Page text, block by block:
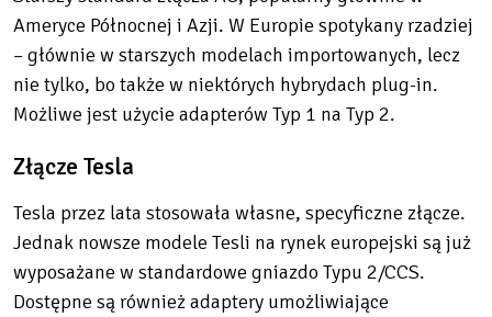
Ameryce Północnej i Azji. W Europie spotykany rzadziej
– głównie w starszych modelach importowanych, lecz
nie tylko, bo także w niektórych hybrydach plug-in.
Możliwe jest użycie adapterów Typ 1 na Typ 2.
Złącze Tesla
Tesla przez lata stosowała własne, specyficzne złącze.
Jednak nowsze modele Tesli na rynek europejski są już
wyposażane w standardowe gniazdo Typu 2/CCS.
Dostępne są również adaptery umożliwiające